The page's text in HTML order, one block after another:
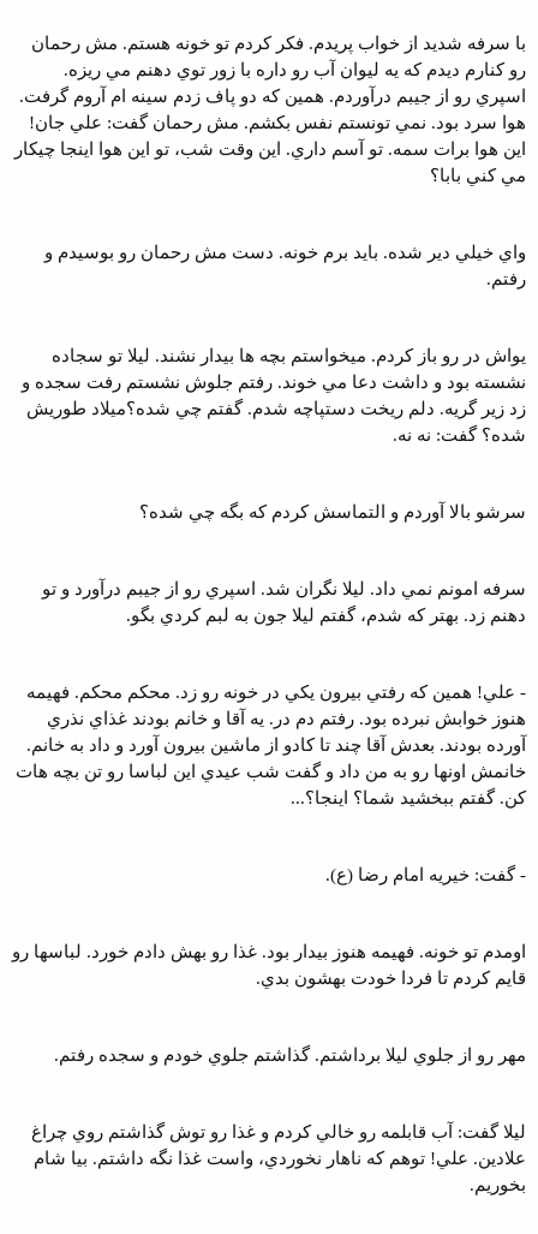
با سرفه شديد از خواب پريدم. فکر کردم تو خونه هستم. مش رحمان
رو کنارم ديدم که يه ليوان آب رو داره با زور توي دهنم مي ريزه.
اسپري رو از جيبم درآوردم. همين که دو پاف زدم سينه ام آروم گرفت.
هوا سرد بود. نمي تونستم نفس بکشم. مش رحمان گفت: علي جان!
اين هوا برات سمه. تو آسم داري. اين وقت شب، تو اين هوا اينجا چيکار
مي کني بابا؟
واي خيلي دير شده. بايد برم خونه. دست مش رحمان رو بوسيدم و
رفتم.
يواش در رو باز کردم. ميخواستم بچه ها بيدار نشند. ليلا تو سجاده
نشسته بود و داشت دعا مي خوند. رفتم جلوش نشستم رفت سجده و
زد زير گريه. دلم ريخت دستپاچه شدم. گفتم چي شده؟ميلاد طوريش
شده؟ گفت: نه نه.
سرشو بالا آوردم و التماسش کردم که بگه چي شده؟
سرفه امونم نمي داد. ليلا نگران شد. اسپري رو از جيبم درآورد و تو
دهنم زد. بهتر که شدم، گفتم ليلا جون به لبم کردي بگو.
- علي! همين که رفتي بيرون يکي در خونه رو زد. محکم محکم. فهيمه
هنوز خوابش نبرده بود. رفتم دم در. يه آقا و خانم بودند غذاي نذري
آورده بودند. بعدش آقا چند تا کادو از ماشين بيرون آورد و داد به خانم.
خانمش اونها رو به من داد و گفت شب عيدي اين لباسا رو تن بچه هات
کن. گفتم ببخشيد شما؟ اينجا؟...
- گفت: خيريه امام رضا (ع).
اومدم تو خونه. فهيمه هنوز بيدار بود. غذا رو بهش دادم خورد. لباسها رو
قايم کردم تا فردا خودت بهشون بدي.
مهر رو از جلوي ليلا برداشتم. گذاشتم جلوي خودم و سجده رفتم.
ليلا گفت: آب قابلمه رو خالي کردم و غذا رو توش گذاشتم روي چراغ
علادين. علي! توهم که ناهار نخوردي، واست غذا نگه داشتم. بيا شام
بخوريم.